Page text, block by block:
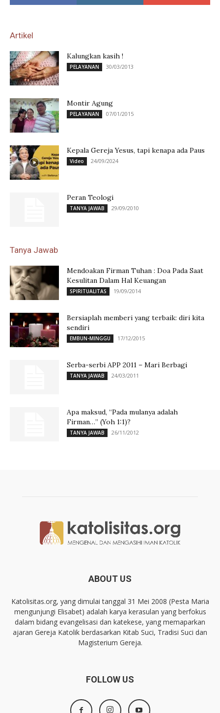
Artikel
Kalungkan kasih !
PELAYANAN 30/03/2013
Montir Agung
PELAYANAN 07/01/2015
Kepala Gereja Yesus, tapi kenapa ada Paus
Video 24/09/2024
Peran Teologi
TANYA JAWAB 29/09/2010
Tanya Jawab
Mendoakan Firman Tuhan : Doa Pada Saat
Kesulitan Dalam Hal Keuangan
SPIRITUALITAS 19/09/2014
Bersiaplah memberi yang terbaik: diri kita
sendiri
EMBUN-MINGGU 17/12/2015
Serba-serbi APP 2011 – Mari Berbagi
TANYA JAWAB 24/03/2011
Apa maksud, “Pada mulanya adalah
Firman…” (Yoh 1:1)?
TANYA JAWAB 26/11/2012
ABOUT US
Katolisitas.org, yang dimulai tanggal 31 Mei 2008 (Pesta Maria
mengunjungi Elisabet) adalah karya kerasulan yang berfokus
dalam bidang evangelisasi dan katekese, yang memaparkan
ajaran Gereja Katolik berdasarkan Kitab Suci, Tradisi Suci dan
Magisterium Gereja.
FOLLOW US